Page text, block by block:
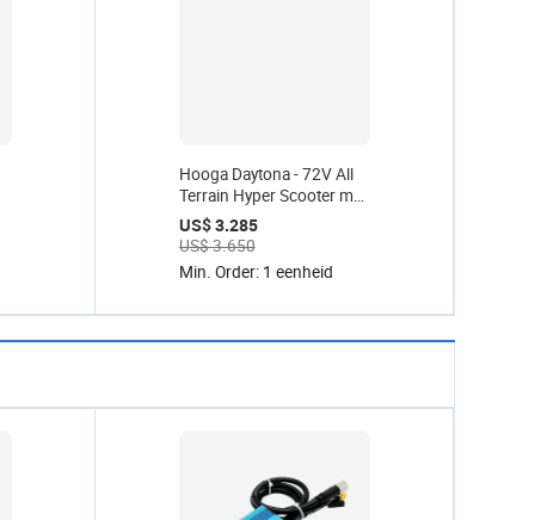
Hooga Daytona - 72V All
Terrain Hyper Scooter met
zitje
US$ 3.285
US$ 3.650
Min. Order: 1 eenheid